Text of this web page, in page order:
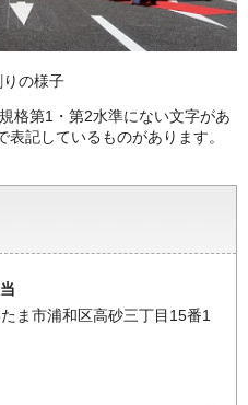
りの様子
格第1・第2水準にない文字があ
記しているものがあります。
ま市浦和区高砂三丁目15番1